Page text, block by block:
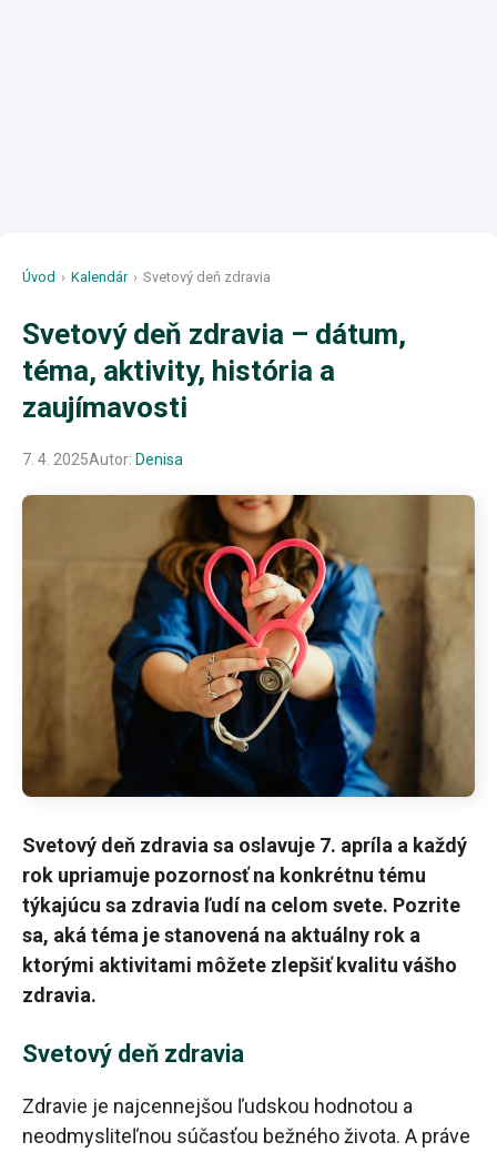
Úvod › Kalendár › Svetový deň zdravia
Svetový deň zdravia – dátum,
téma, aktivity, história a
zaujímavosti
7. 4. 2025Autor: Denisa
Svetový deň zdravia sa oslavuje 7. apríla a každý
rok upriamuje pozornosť na konkrétnu tému
týkajúcu sa zdravia ľudí na celom svete. Pozrite
sa, aká téma je stanovená na aktuálny rok a
ktorými aktivitami môžete zlepšiť kvalitu vášho
zdravia.
Svetový deň zdravia
Zdravie je najcennejšou ľudskou hodnotou a
neodmysliteľnou súčasťou bežného života. A práve